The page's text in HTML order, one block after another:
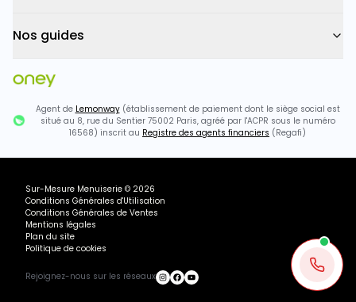
Nos guides
Agent de Lemonway(établissement de paiement dont le siège social est
situé au 8, rue du Sentier 75002 Paris, agréé par l'ACPR sous le numéro
16568) inscrit au Registre des agents financiers (Regafi)
Sur-Mesure Menuiserie © 2026
Conditions Générales d'Utilisation
Conditions Générales de Ventes
Mentions légales
Plan du site
Politique de cookies
Rejoignez-nous sur les réseaux